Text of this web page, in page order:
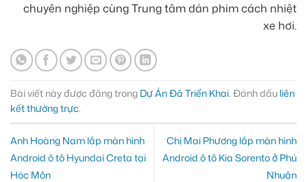
chuyên nghiệp cùng Trung tâm dán phim cách nhiệt
xe hơi.
Bài viết này được đăng trong Dự Án Đã Triển Khai. Đánh dấu liên
kết thường trực.
Anh Hoàng Nam lắp màn hình
Android ô tô Hyundai Creta tại
Hóc Môn
Chị Mai Phương lắp màn hình
Android ô tô Kia Sorento ở Phú
Nhuận